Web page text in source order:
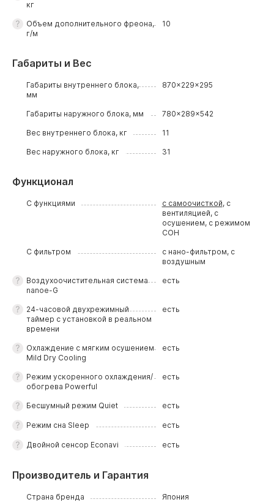
кг
Объем дополнительного фреона,
г/м
10
Габариты и Вес
Габариты внутреннего блока,
мм
870x229x295
Габариты наружного блока, мм 780x289x542
Вес внутреннего блока, кг 11
Вес наружного блока, кг 31
Функционал
С функциями с самоочисткой, с
вентиляцией, с
осушением, с режимом
СОН
С фильтром
с нано-фильтром, с
воздушным
Воздухоочистительная система
nanoe-G
есть
24-часовой двухрежимный
таймер с установкой в реальном
времени
есть
Охлаждение с мягким осушением
Mild Dry Cooling
есть
Режим ускоренного охлаждения/
обогрева Powerful
есть
Бесшумный режим Quiet есть
Режим сна Sleep есть
Двойной сенсор Econavi есть
Производитель и Гарантия
Страна бренда Япония